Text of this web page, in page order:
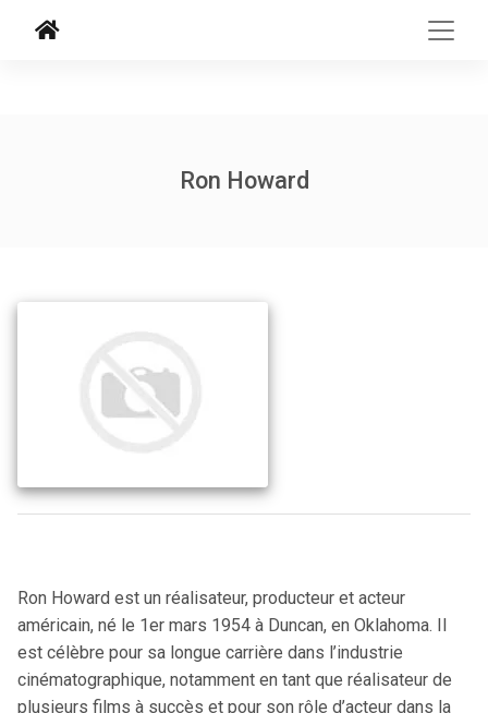
Ron Howard
Ron Howard est un réalisateur, producteur et acteur
américain, né le 1er mars 1954 à Duncan, en Oklahoma. Il
est célèbre pour sa longue carrière dans l’industrie
cinématographique, notamment en tant que réalisateur de
plusieurs films à succès et pour son rôle d’acteur dans la